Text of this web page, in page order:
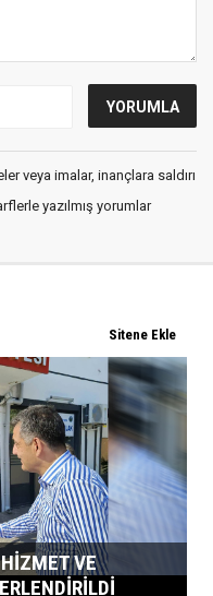
veya imalar, inançlara saldırı
yazılmış yorumlar